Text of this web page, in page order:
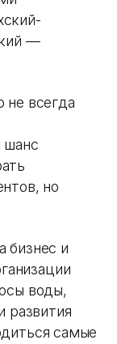
—
не всегда
шанс
но
бизнес и
воды,
развития
самые